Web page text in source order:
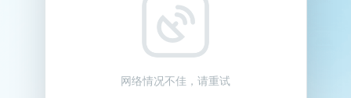
网络情况不佳，请重试